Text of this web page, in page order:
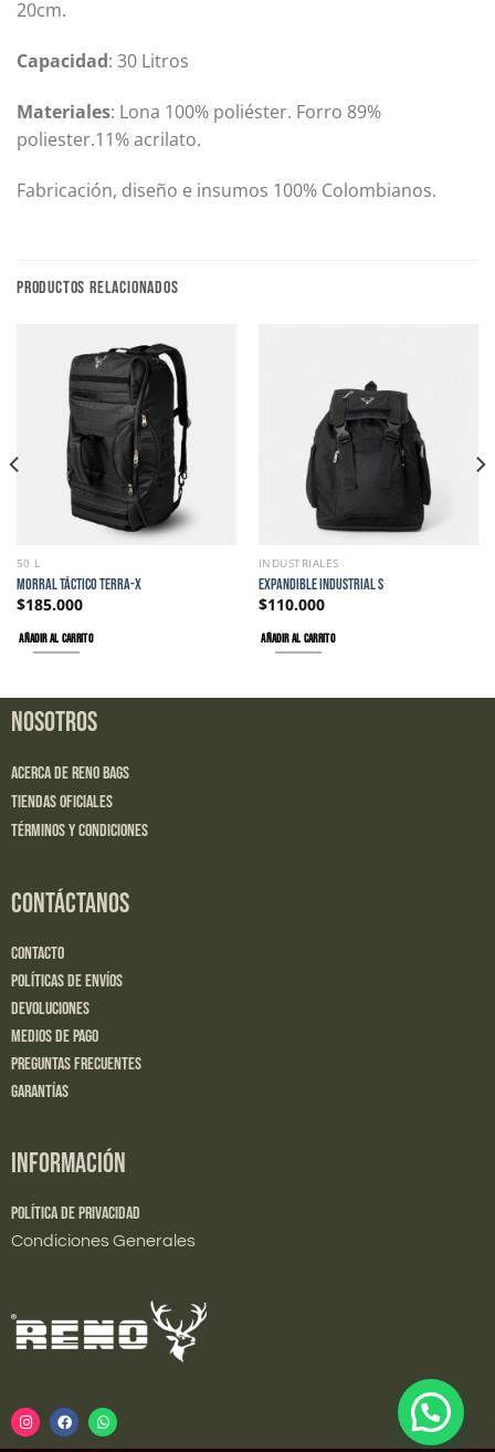
20cm.
Capacidad: 30 Litros
Materiales: Lona 100% poliéster. Forro 89%
poliester.11% acrilato.
Fabricación, diseño e insumos 100% Colombianos.
PRODUCTOS RELACIONADOS
50 L
MORRAL TÁCTICO TERRA-X
$185.000
AÑADIR AL CARRITO
INDUSTRIALES
EXPANDIBLE INDUSTRIAL S
$110.000
AÑADIR AL CARRITO
NOSOTROS
Acerca de Reno Bags
Tiendas Oficiales
Términos y Condiciones
CONTÁCTANOS
Contacto
Políticas de Envíos
Devoluciones
Medios de Pago
Preguntas Frecuentes
Garantías
INFORMACIÓN
Política de Privacidad
Condiciones Generales